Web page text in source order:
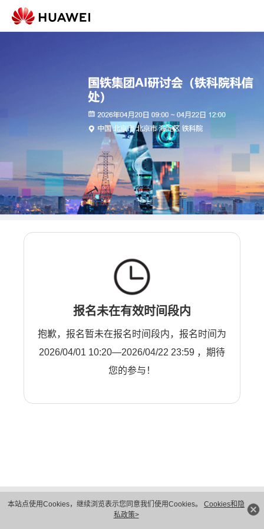
本站点使用Cookies，继续浏览表示您同意我们使用Cookies。 Cookies和隐
私政策>
报名未在有效时间段内
抱歉，报名暂未在报名时间段内，报名时间为
2026/04/01 10:20—2026/04/22 23:59 ，期待
您的参与！
隐私保护
法律声明